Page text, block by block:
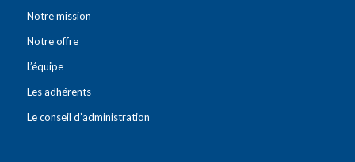
Notre mission
Notre offre
L’équipe
Les adhérents
Le conseil d’administration